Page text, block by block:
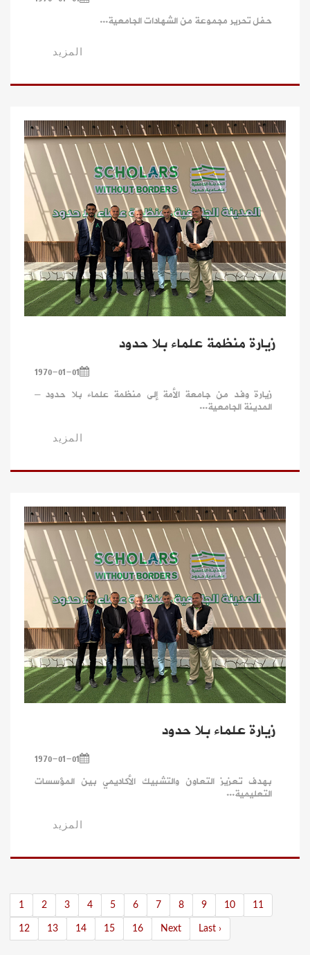
حفل تحرير مجموعة من الشهادات الجامعية...
المزيد
زيارة منظمة علماء بلا حدود
1970-01-01
زيارة وفد من جامعة الأمة إلى منظمة علماء بلا حدود –
المدينة الجامعية...
المزيد
زيارة علماء بلا حدود
1970-01-01
بهدف تعزيز التعاون والتشبيك الأكاديمي بين المؤسسات
التعليمية...
المزيد
1 2 3 4 5 6 7 8 9 10 11
12 13 14 15 16 Next Last ›